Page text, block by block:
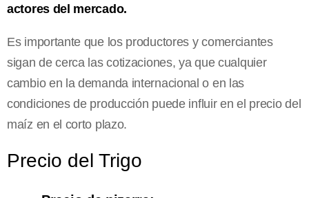
actores del mercado.
Es importante que los productores y comerciantes
sigan de cerca las cotizaciones, ya que cualquier
cambio en la demanda internacional o en las
condiciones de producción puede influir en el precio del
maíz en el corto plazo.
Precio del Trigo